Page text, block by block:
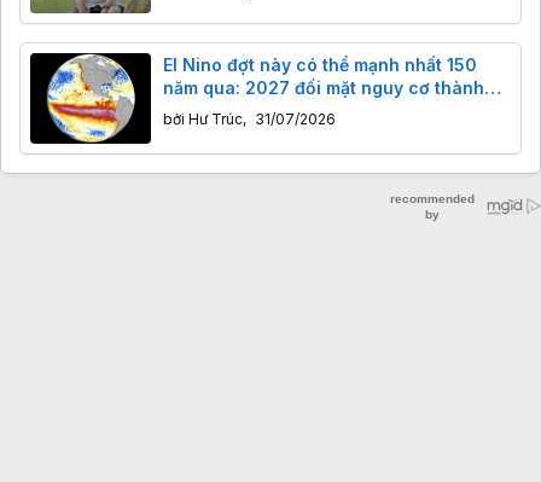
El Nino đợt này có thể mạnh nhất 150
năm qua: 2027 đối mặt nguy cơ thành
năm nóng kỷ lục
bởi Hư Trúc, 31/07/2026